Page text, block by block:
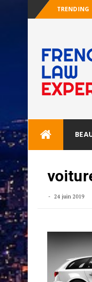
TRENDING
24 juin 2019